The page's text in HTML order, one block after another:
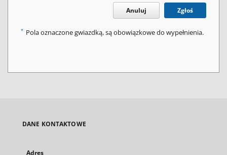
Anuluj Zgłoś
* Pola oznaczone gwiazdką, są obowiązkowe do wypełnienia.
DANE KONTAKTOWE
Adres